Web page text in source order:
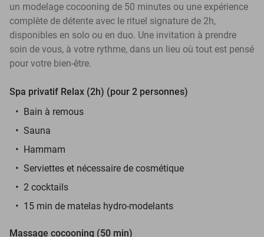
un modelage cocooning de 50 minutes ou une expérience
complète de détente avec le rituel signature de 2h,
disponibles en solo ou en duo. Une invitation à prendre
soin de vous, à votre rythme, dans un lieu où tout est pensé
pour votre bien-être.
Spa privatif Relax (2h) (pour 2 personnes)
Bain à remous
Sauna
Hammam
Serviettes et nécessaire de cosmétique
2 cocktails
15 min de matelas hydro-modelants
Massage cocooning (50 min)